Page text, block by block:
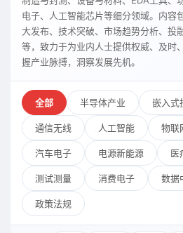
电子、人工智能芯片等细分领域。内容
大发布、技术突破、市场趋势分析、投
等，致力于为业内人士提供权威、及时
握产业脉搏，洞察发展先机。
全部 半导体产业 嵌入式
通信无线 人工智能 物联
汽车电子 电源新能源 医
测试测量 消费电子 数据
政策法规